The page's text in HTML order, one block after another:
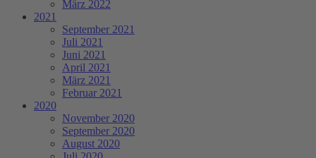
März 2022
2021
September 2021
Juli 2021
Juni 2021
April 2021
März 2021
Februar 2021
2020
November 2020
September 2020
August 2020